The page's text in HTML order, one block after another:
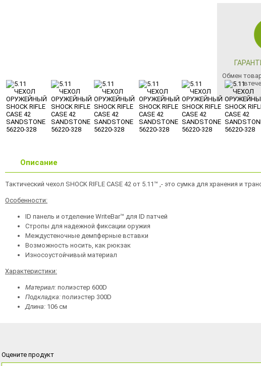
Обмен
Описание
Тактический чехол SHOCK RIFLE CASE 42 от 5.11™ ,- это сумка для хранения и
Особенности:
ID панель и отделение WriteBar™ для ID патчей
Стропы для надежной фиксации оружия
Междустеночные демпферные вставки
Возможность носить, как рюкзак
Износоустойчивый материал
Характеристики:
Материал: полиэстер 600D
Подкладка: полиэстер 300D
Длина: 106 см
Оцените продукт